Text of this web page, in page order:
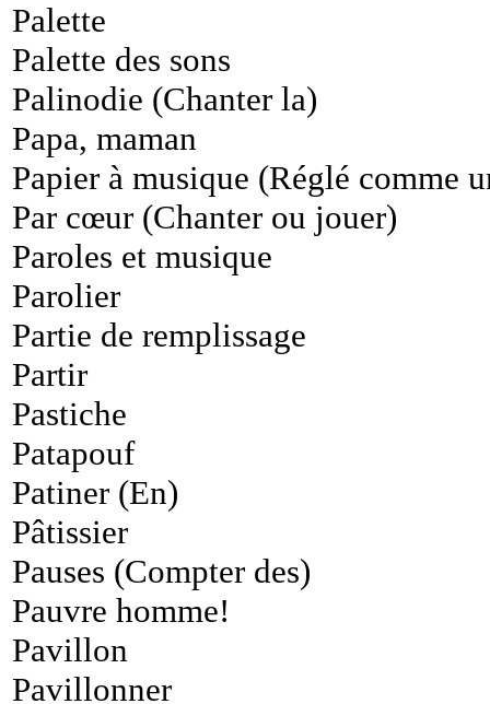
Palette
Palette des sons
Palinodie (Chanter la)
Papa, maman
Papier à musique (Réglé comme
Par cœur (Chanter ou jouer)
Paroles et musique
Parolier
Partie de remplissage
Partir
Pastiche
Patapouf
Patiner (En)
Pâtissier
Pauses (Compter des)
Pauvre homme!
Pavillon
Pavillonner